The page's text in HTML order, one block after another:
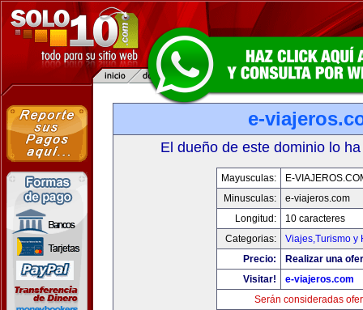
e-
El dueño de este dominio lo
Mayusculas:
E-
Minusculas:
e-viajeros.com
Longitud:
10 caracteres
Categorias:
Viajes,Turismo y
Precio:
Realizar una
Visitar!
e-viajeros.com
Serán consideradas